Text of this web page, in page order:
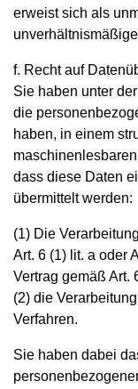
erweist sich als
f. Recht auf
Sie haben unter
die
haben, in einem
dass diese Daten
übermittelt werden:
(1) Die
Art. 6 (1) lit. a oder
Vertrag gemäß Art.
(2) die
Verfahren.
Sie haben dabei